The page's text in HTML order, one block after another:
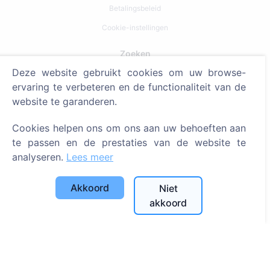
Betalingsbeleid
Cookie-instellingen
Zoeken
Zoeken naar overledenen
Zoeken naar begraafplaatsen
UAB "Kapinių valdymo sprendimai", 304241197
+370 612 08926 (I-V 8:00 - 16:45)
info@cemety.lt
Deze website gebruikt cookies om uw browse-
ervaring te verbeteren en de functionaliteit van de
website te garanderen.
Cookies helpen ons om ons aan uw behoeften aan
te passen en de prestaties van de website te
analyseren. Lees meer
Akkoord
Niet
akkoord